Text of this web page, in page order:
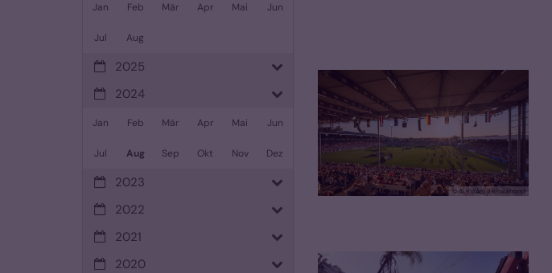
© ALRV/Arnd Brockhorst
Jan Feb Mär Apr Mai Jun
Jul Aug
2025
2024
Jan Feb Mär Apr Mai Jun
Jul Aug Sep Okt Nov Dez
2023
2022
2021
2020